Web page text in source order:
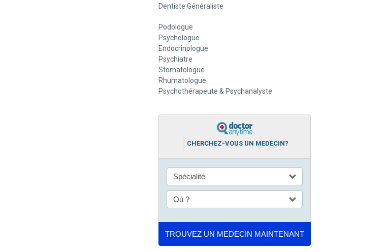
Dentiste Généraliste
Podologue
Psychologue
Endocrinologue
Psychiatre
Stomatologue
Rhumatologue
Psychothérapeute & Psychanalyste
CHERCHEZ-VOUS UN MEDECIN?